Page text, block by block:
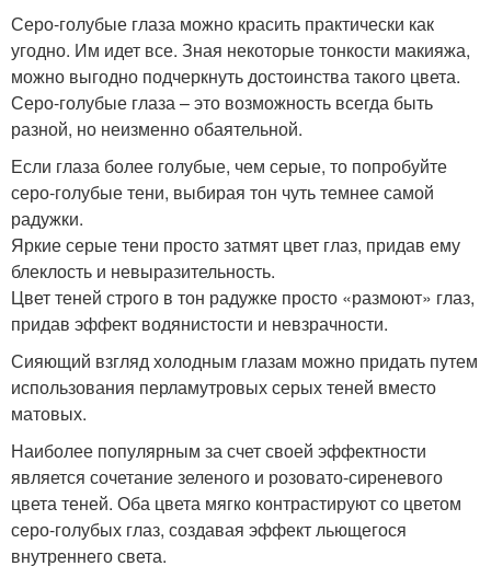
Серо-голубые глаза можно красить практически как
угодно. Им идет все. Зная некоторые тонкости макияжа,
можно выгодно подчеркнуть достоинства такого цвета.
Серо-голубые глаза – это возможность всегда быть
разной, но неизменно обаятельной.
Если глаза более голубые, чем серые, то попробуйте
серо-голубые тени, выбирая тон чуть темнее самой
радужки.
Яркие серые тени просто затмят цвет глаз, придав ему
блеклость и невыразительность.
Цвет теней строго в тон радужке просто «размоют» глаз,
придав эффект водянистости и невзрачности.
Сияющий взгляд холодным глазам можно придать путем
использования перламутровых серых теней вместо
матовых.
Наиболее популярным за счет своей эффектности
является сочетание зеленого и розовато-сиреневого
цвета теней. Оба цвета мягко контрастируют со цветом
серо-голубых глаз, создавая эффект льющегося
внутреннего света.